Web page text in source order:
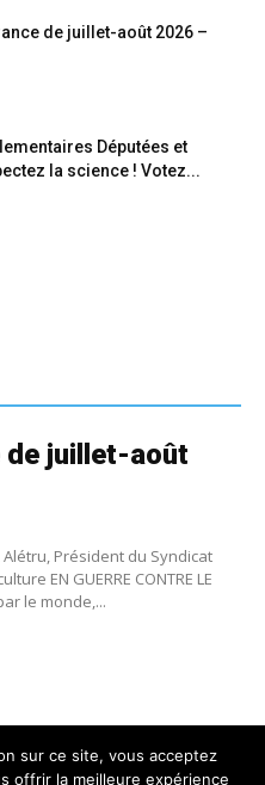
de juillet-août 2026 –
Députées et
la science ! Votez...
de juillet-août
Alétru, Président du Syndicat
EN GUERRE CONTRE LE
le monde,...
générales de vente
sur ce site, vous acceptez
offrir la meilleure expérience